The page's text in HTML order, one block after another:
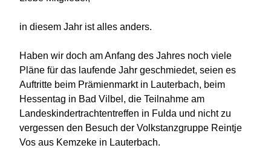
in diesem Jahr ist alles anders.
Haben wir doch am Anfang des Jahres noch viele
Pläne für das laufende Jahr geschmiedet, seien es
Auftritte beim Prämienmarkt in Lauterbach, beim
Hessentag in Bad Vilbel, die Teilnahme am
Landeskindertrachtentreffen in Fulda und nicht zu
vergessen den Besuch der Volkstanzgruppe Reintje
Vos aus Kemzeke in Lauterbach.